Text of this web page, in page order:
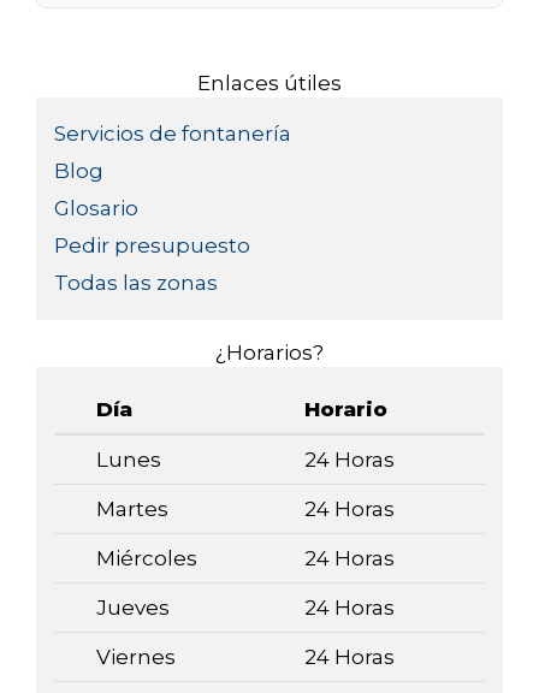
Enlaces útiles
Servicios de fontanería
Blog
Glosario
Pedir presupuesto
Todas las zonas
¿Horarios?
Día Horario
Lunes 24 Horas
Martes 24 Horas
Miércoles 24 Horas
Jueves 24 Horas
Viernes 24 Horas